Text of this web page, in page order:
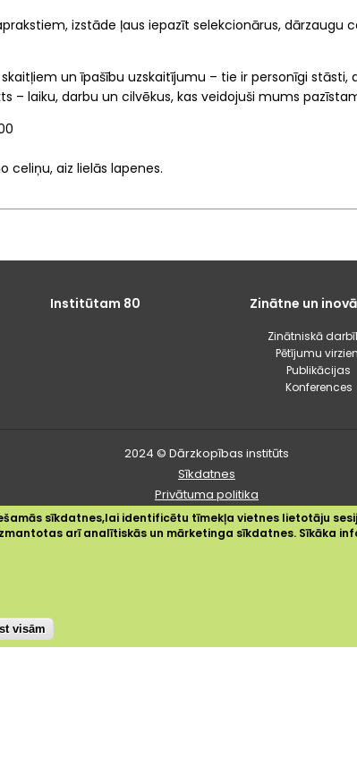
izstāde ļaus iepazīt selekcionārus, dārzaugu
un īpašību uzskaitījumu – tie ir personīgi stāsti,
– laiku, darbu un cilvēkus, kas veidojuši mums
celiņu, aiz lielās lapenes.
Institūtam 80 Zinātne un
Zinātniskā
Pētījumu
Publikācijas
Konferences
2024 © Dārzkopības institūts
Sīkdatnes
Privātuma politika
Piekļūstamības paziņojums
sīkdatnes,lai identificētu tīmekļa vietnes lietotāju
arī analītiskās un mārketinga sīkdatnes. Sīkāka
visām